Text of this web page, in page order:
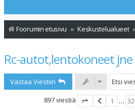
Foorumin etusivu Keskustelualueet
Rc-autot,lentokoneet jne
Vastaa Viestiin
897 viestiä
1 … 32